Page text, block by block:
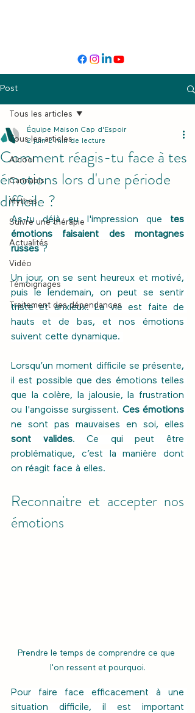
Post
Tous les articles
Alcool
Cannabis
Mythes
Suivre une thérapie
Actualités
Vidéo
Témoignages
Traitement des dépendances
Tous les articles
Comment réagis-tu face à tes
émotions lors d'une période
difficile ?
Équipe Maison Cap d'Espoir
2 juin 2 min de lecture
As-tu déjà eu l'impression que tes
émotions faisaient des montagnes
russes ?
Un jour, on se sent heureux et motivé,
puis le lendemain, on peut se sentir
triste et anxieux. La vie est faite de
hauts et de bas, et nos émotions
suivent cette dynamique.
Lorsqu’un moment difficile se présente,
il est possible que des émotions telles
que la colère, la jalousie, la frustration
ou l'angoisse surgissent. Ces émotions
sont valides. Ce qui peut être
problématique, c’est la manière dont
on réagit face à elles.
Reconnaitre et accepter nos
émotions
Prendre le temps de comprendre ce que
l'on ressent et pourquoi.
Pour faire face efficacement à une
situation difficile, il est important